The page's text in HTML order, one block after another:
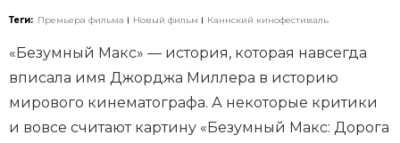
Теги: Премьера фильма Новый фильм Каннский кинофестиваль
«Безумный Макс» — история, которая навсегда
вписала имя Джорджа Миллера в историю
мирового кинематографа. А некоторые критики
и вовсе считают картину «Безумный Макс: Дорога